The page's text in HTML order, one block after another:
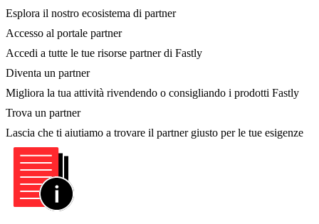
Esplora il nostro ecosistema di partner
Accesso al portale partner
Accedi a tutte le tue risorse partner di Fastly
Diventa un partner
Migliora la tua attività rivendendo o consigliando i prodotti Fastly
Trova un partner
Lascia che ti aiutiamo a trovare il partner giusto per le tue esigenze